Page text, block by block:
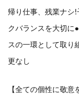
帰り仕事、残業ナシ
クバランスを大切に
スの一環として取
更なし
【全ての個性に敬意